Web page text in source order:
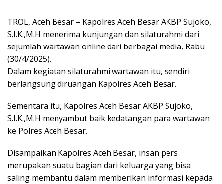
TROL, Aceh Besar – Kapolres Aceh Besar AKBP Sujoko,
S.I.K.,M.H menerima kunjungan dan silaturahmi dari
sejumlah wartawan online dari berbagai media, Rabu
(30/4/2025).
Dalam kegiatan silaturahmi wartawan itu, sendiri
berlangsung diruangan Kapolres Aceh Besar.
Sementara itu, Kapolres Aceh Besar AKBP Sujoko,
S.I.K.,M.H menyambut baik kedatangan para wartawan
ke Polres Aceh Besar.
Disampaikan Kapolres Aceh Besar, insan pers
merupakan suatu bagian dari keluarga yang bisa
saling membantu dalam memberikan informasi kepada